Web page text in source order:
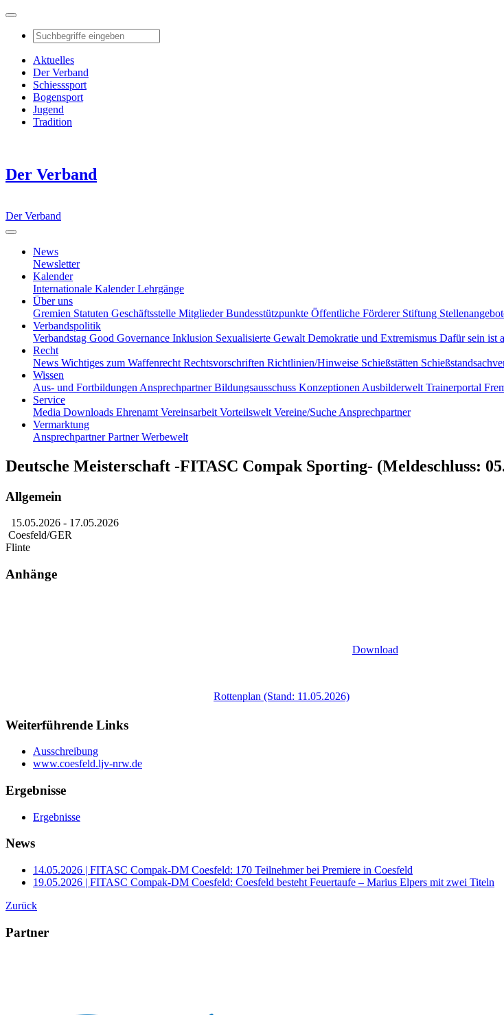
Aktuelles
Der Verband
Schiesssport
Bogensport
Jugend
Tradition
Der Verband
Der Verband
News
Newsletter
Kalender
Internationale KalenderLehrgänge
Über uns
Gremien Statuten Geschäftsstelle MitgliederBundesstützpunkte Öffentliche Förderer Stiftung
Verbandspolitik
Verbandstag Good Governance Inklusion Sexualisierte Gewalt Demokratie und Extremismus Dafür sein ist
Recht
News Wichtiges zum Waffenrecht Rechtsvorschriften Richtlinien/Hinweise Schießstätten
Wissen
Aus- und Fortbildungen AnsprechpartnerBildungsausschuss Konzeptionen Ausbilderwelt Trainerportal
Service
Media Downloads Ehrenamt Vereinsarbeit Vorteilswelt Vereine/Suche Ansprechpartner
Vermarktung
AnsprechpartnerPartnerWerbewelt
Deutsche Meisterschaft -FITASC Compak Sporting- (Meldeschluss:
Allgemein
15.05.2026 - 17.05.2026
Coesfeld/GER
Flinte
Anhänge
Rottenplan (Stand: 11.05.2026)
Download
Weiterführende Links
Ausschreibung
www.coesfeld.ljv-nrw.de
Ergebnisse
Ergebnisse
News
14.05.2026 | FITASC Compak-DM Coesfeld: 170 Teilnehmer bei Premiere in Coesfeld
19.05.2026 | FITASC Compak-DM Coesfeld: Coesfeld besteht Feuertaufe – Marius Elpers mit zwei Titeln
Zurück
Partner